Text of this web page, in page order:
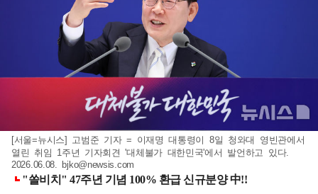
[서울=뉴시스] 고범준 기자 = 이재명 대통령이 8일 청와대 영빈관에서
열린 취임 1주년 기자회견 '대체불가 대한민국'에서 발언하고 있다.
2026.06.08. bjko@newsis.com